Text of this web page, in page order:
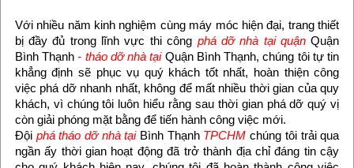
Với nhiều năm kinh nghiệm cùng máy móc hiện đại, trang thiết
bị đầy đủ trong lĩnh vực thi công phá dỡ nhà tại quậnQuận
Bình Thạnh - tháo dỡ nhà tại Quận Bình Thạnh, chúng tôi tự tin
khẳng định sẽ phục vụ quý khách tốt nhất, hoàn thiện công
việc phá dỡ nhanh nhất, không để mất nhiều thời gian của quy
khách, vì chúng tôi luôn hiểu rằng sau thời gian phá dỡ quý vị
còn giải phóng mặt bằng để tiến hành công việc mới.
Đội phá tháo dỡ nhà tại Bình ThạnhTPCHM chúng tôi trải qua
ngần ấy thời gian hoạt động đã trở thành địa chỉ đáng tin cậy